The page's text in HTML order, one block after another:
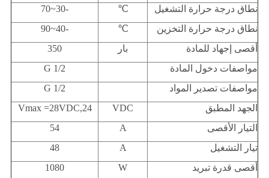
نطاق درجة حرارة التشغيل
℃
-30~70
نطاق درجة حرارة التخزين
℃
-40~90
أقصى إجهاد للمادة
بار
350
مواصفات دخول المادة
G 1/2
مواصفات تصدير المواد
G 1/2
الجهد المطبق
VDC
24,Vmax =28VDC
التيار الأقصى
A
54
تيار التشغيل
A
48
أقصى قدرة تبريد
W
1080